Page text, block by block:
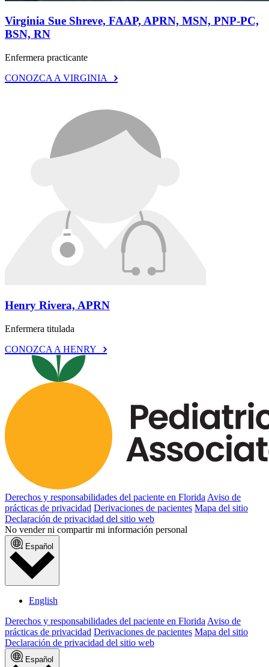
Virginia Sue Shreve, FAAP, APRN, MSN, PNP-PC,
BSN, RN
Enfermera practicante
CONOZCA A VIRGINIA
Henry Rivera, APRN
Enfermera titulada
CONOZCA A HENRY
Derechos y responsabilidades del paciente en Florida Aviso de
prácticas de privacidad Derivaciones de pacientes Mapa del sitio
Declaración de privacidad del sitio web
No vender ni compartir mi información personal
Español
English
Derechos y responsabilidades del paciente en Florida Aviso de
prácticas de privacidad Derivaciones de pacientes Mapa del sitio
Declaración de privacidad del sitio web
Español